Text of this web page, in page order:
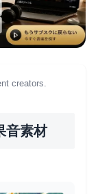
creators.
音素材